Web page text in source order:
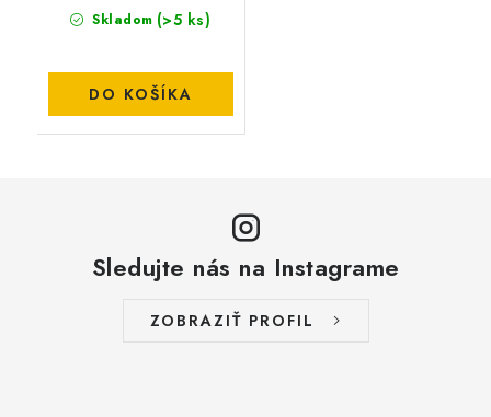
Skladom (>5 ks)
DO KOŠÍKA
Sledujte nás na Instagrame
ZOBRAZIŤ PROFIL